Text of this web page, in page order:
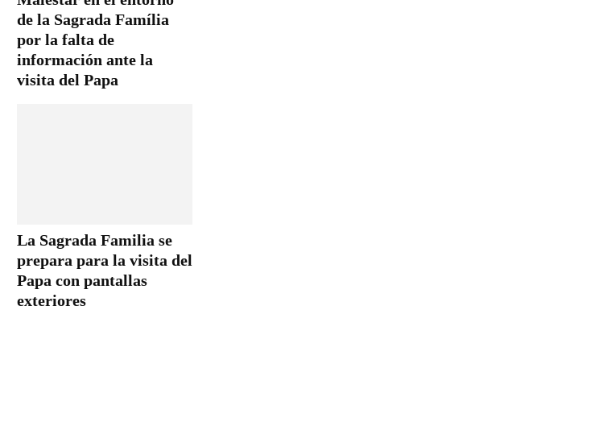
de la Sagrada Família
por la falta de
información ante la
visita del Papa
La Sagrada Familia se
prepara para la visita del
Papa con pantallas
exteriores